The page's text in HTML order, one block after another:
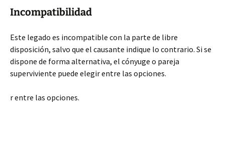
Incompatibilidad
Este legado es incompatible con la parte de libre
disposición, salvo que el causante indique lo contrario. Si se
dispone de forma alternativa, el cónyuge o pareja
superviviente puede elegir entre las opciones.
r entre las opciones.